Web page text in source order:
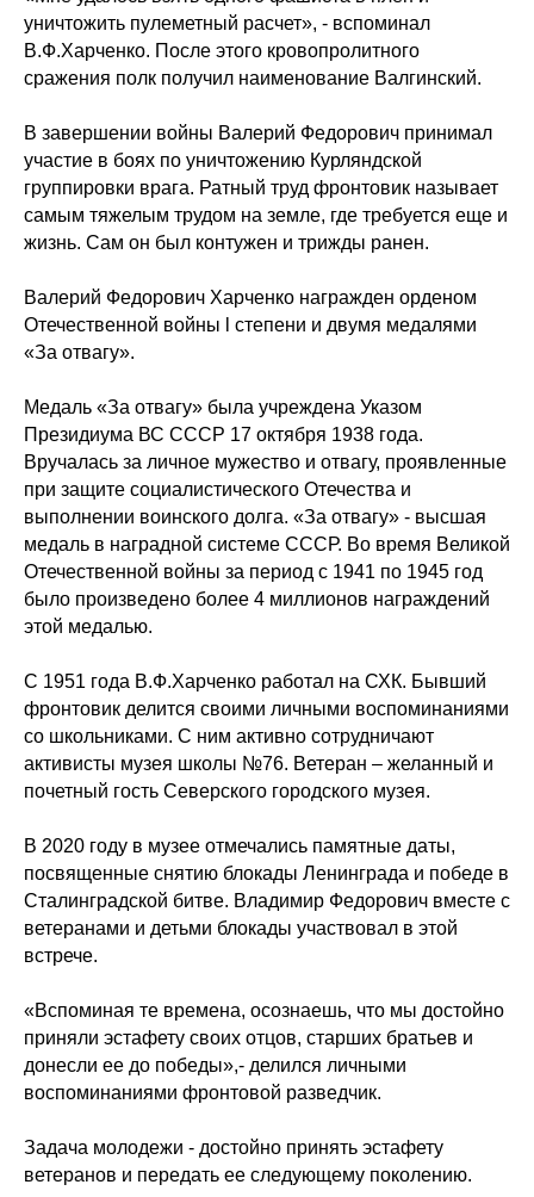
уничтожить пулеметный расчет», - вспоминал
В.Ф.Харченко. После этого кровопролитного
сражения полк получил наименование Валгинский.
В завершении войны Валерий Федорович принимал
участие в боях по уничтожению Курляндской
группировки врага. Ратный труд фронтовик называет
самым тяжелым трудом на земле, где требуется еще и
жизнь. Сам он был контужен и трижды ранен.
Валерий Федорович Харченко награжден орденом
Отечественной войны l степени и двумя медалями
«За отвагу».
Медаль «За отвагу» была учреждена Указом
Президиума ВС СССР 17 октября 1938 года.
Вручалась за личное мужество и отвагу, проявленные
при защите социалистического Отечества и
выполнении воинского долга. «За отвагу» - высшая
медаль в наградной системе СССР. Во время Великой
Отечественной войны за период с 1941 по 1945 год
было произведено более 4 миллионов награждений
этой медалью.
С 1951 года В.Ф.Харченко работал на СХК. Бывший
фронтовик делится своими личными воспоминаниями
со школьниками. С ним активно сотрудничают
активисты музея школы №76. Ветеран – желанный и
почетный гость Северского городского музея.
В 2020 году в музее отмечались памятные даты,
посвященные снятию блокады Ленинграда и победе в
Сталинградской битве. Владимир Федорович вместе с
ветеранами и детьми блокады участвовал в этой
встрече.
«Вспоминая те времена, осознаешь, что мы достойно
приняли эстафету своих отцов, старших братьев и
донесли ее до победы»,- делился личными
воспоминаниями фронтовой разведчик.
Задача молодежи - достойно принять эстафету
ветеранов и передать ее следующему поколению.